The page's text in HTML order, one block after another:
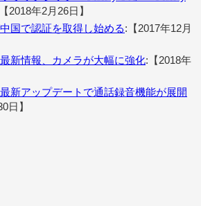
2018年2月26日】
国で認証を取得し始める:【2017年12月
新情報、カメラが大幅に強化:【2018年
新アップデートで通話録音機能が展開
日】